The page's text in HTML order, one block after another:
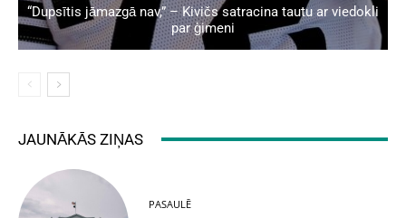
“Dupsītis jāmazgā nav,” – Kivičs satracina tautu ar viedokli
par ģimeni
JAUNĀKĀS ZIŅAS
PASAULĒ